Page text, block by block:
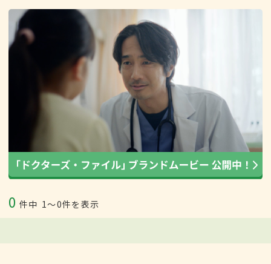
0 件中 1〜0件を表示